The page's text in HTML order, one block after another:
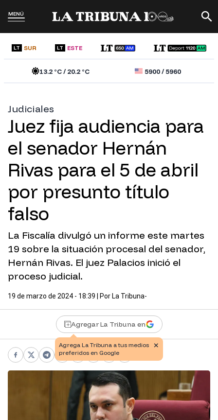
MENÚ
LT SUR LT ESTE
13.2°C /20.2°C 5900/5960
Judiciales
Juez fija audiencia para
el senador Hernán
Rivas para el 5 de abril
por presunto título
falso
La Fiscalía divulgó un informe este martes
19 sobre la situación procesal del senador,
Hernán Rivas. El juez Palacios inició el
proceso judicial.
19 de marzo de 2024 - 18:39 | Por La Tribuna-
Agregar La Tribuna en
Facebook
X Telegram
WhatsApp
Pinterest
LinkedIn
PrintCopy link